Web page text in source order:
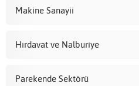
Makine Sanayii
Hırdavat ve Nalburiye
Parekende Sektörü